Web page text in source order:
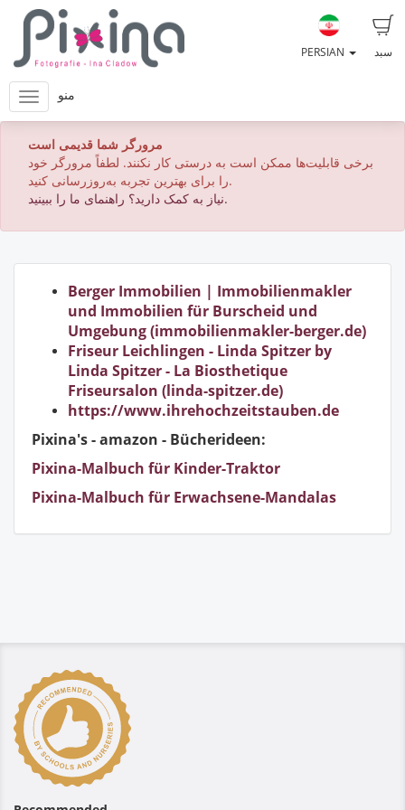
سبد PERSIAN
منو
مرورگر شما قدیمی است
برخی قابلیت‌ها ممکن است به درستی کار نکنند. لطفاً مرورگر خود
را برای بهترین تجربه به‌روزرسانی کنید.
نیاز به کمک دارید؟ راهنمای ما را ببینید.
Berger Immobilien | Immobilienmakler
und Immobilien für Burscheid und
Umgebung (immobilienmakler-berger.de)
Friseur Leichlingen - Linda Spitzer by
Linda Spitzer - La Biosthetique
Friseursalon (linda-spitzer.de)
https://www.ihrehochzeitstauben.de
Pixina's - amazon - Bücherideen:
Pixina-Malbuch für Kinder-Traktor
Pixina-Malbuch für Erwachsene-Mandalas